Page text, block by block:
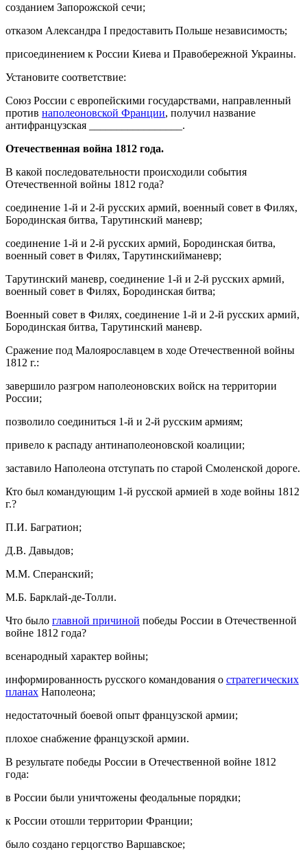
созданием Запорожской сечи;
отказом Александра I предоставить Польше независимость;
присоединением к России Киева и Правобережной Украины.
Установите соответствие:
Союз России с европейскими государствами, направленный
против наполеоновской Франции, получил название
антифранцузская _________________.
Отечественная война 1812 года.
В какой последовательности происходили события
Отечественной войны 1812 года?
соединение 1-й и 2-й русских армий, военный совет в Филях,
Бородинская битва, Тарутинский маневр;
соединение 1-й и 2-й русских армий, Бородинская битва,
военный совет в Филях, Тарутинскийманевр;
Тарутинский маневр, соединение 1-й и 2-й русских армий,
военный совет в Филях, Бородинская битва;
Военный совет в Филях, соединение 1-й и 2-й русских армий,
Бородинская битва, Тарутинский маневр.
Сражение под Малоярославцем в ходе Отечественной войны
1812 г.:
завершило разгром наполеоновских войск на территории
России;
позволило соединиться 1-й и 2-й русским армиям;
привело к распаду антинаполеоновской коалиции;
заставило Наполеона отступать по старой Смоленской дороге.
Кто был командующим 1-й русской армией в ходе войны 1812
г.?
П.И. Багратион;
Д.В. Давыдов;
М.М. Сперанский;
М.Б. Барклай-де-Толли.
Что было главной причиной победы России в Отечественной
войне 1812 года?
всенародный характер войны;
информированность русского командования о стратегических
планах Наполеона;
недостаточный боевой опыт французской армии;
плохое снабжение французской армии.
В результате победы России в Отечественной войне 1812
года:
в России были уничтожены феодальные порядки;
к России отошли территории Франции;
было создано герцогство Варшавское;